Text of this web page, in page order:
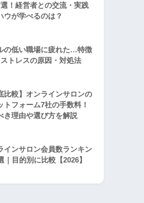
！経営者との交流・実践
ウが学べるのは？
の低い職場に疲れた…特徴
トレスの原因・対処法
比較】オンラインサロンの
トフォーム7社の手数料！
き理由や選び方を解説
インサロン会員数ランキン
｜目的別に比較【2026】